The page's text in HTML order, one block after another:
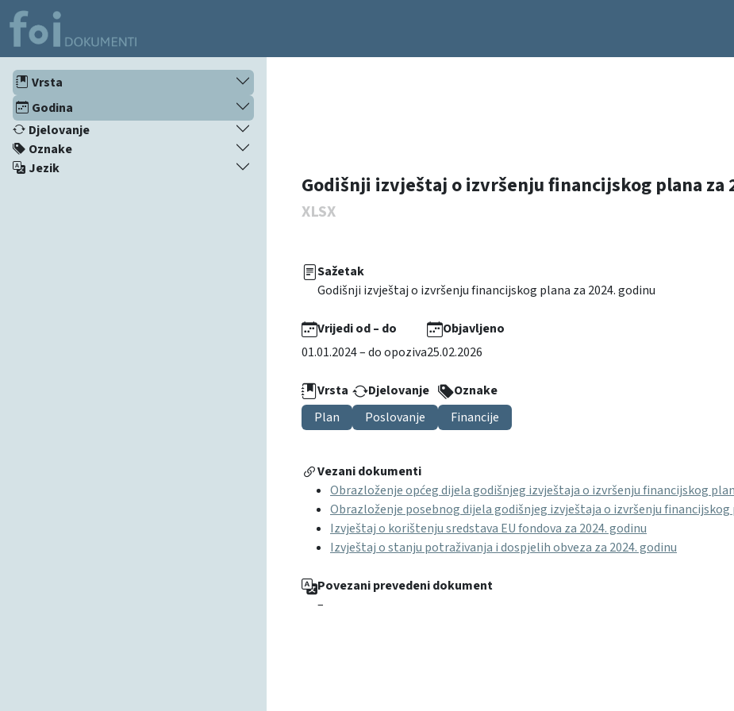
Vrsta
Godina
Djelovanje
Oznake
Jezik
Godišnji izvještaj o izvršenju financijskog plana za
XLSX
Sažetak
Godišnji izvještaj o izvršenju financijskog plana za 2024. godinu
Vrijedi od – do
01.01.2024 – do opoziva
Objavljeno
25.02.2026
Vrsta
Plan
Djelovanje
Poslovanje
Oznake
Financije
Vezani dokumenti
Obrazloženje općeg dijela godišnjeg izvještaja o izvršenju financijskog
Obrazloženje posebnog dijela godišnjeg izvještaja o izvršenju financijskog
Izvještaj o korištenju sredstava EU fondova za 2024. godinu
Izvještaj o stanju potraživanja i dospjelih obveza za 2024. godinu
Povezani prevedeni dokument
–